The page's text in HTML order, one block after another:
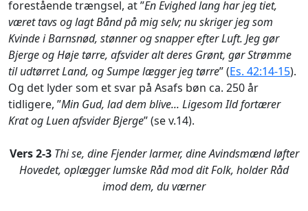
forestående trængsel, at ”En Evighed lang har jeg tiet,
været tavs og lagt Bånd på mig selv; nu skriger jeg som
Kvinde i Barnsnød, stønner og snapper efter Luft. Jeg gør
Bjerge og Høje tørre, afsvider alt deres Grønt, gør Strømme
til udtørret Land, og Sumpe lægger jeg tørre” (Es. 42:14-15).
Og det lyder som et svar på Asafs bøn ca. 250 år
tidligere, ”Min Gud, lad dem blive... Ligesom Ild fortærer
Krat og Luen afsvider Bjerge” (se v.14).
Vers 2-3 Thi se, dine Fjender larmer, dine Avindsmænd løfter
Hovedet, oplægger lumske Råd mod dit Folk, holder Råd
imod dem, du værner